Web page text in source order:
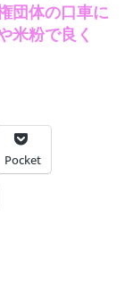
団体の口車に
米粉で良く
Pocket